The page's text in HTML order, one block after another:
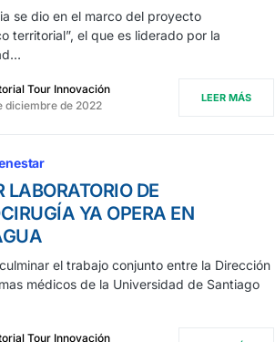
se dio en el marco del proyecto
territorial”, el que es liderado por la
Tour Innovación
diciembre de 2022
LEER MÁS
LABORATORIO DE
YA OPERA EN
el trabajo conjunto entre la Dirección
médicos de la Universidad de Santiago
Tour Innovación